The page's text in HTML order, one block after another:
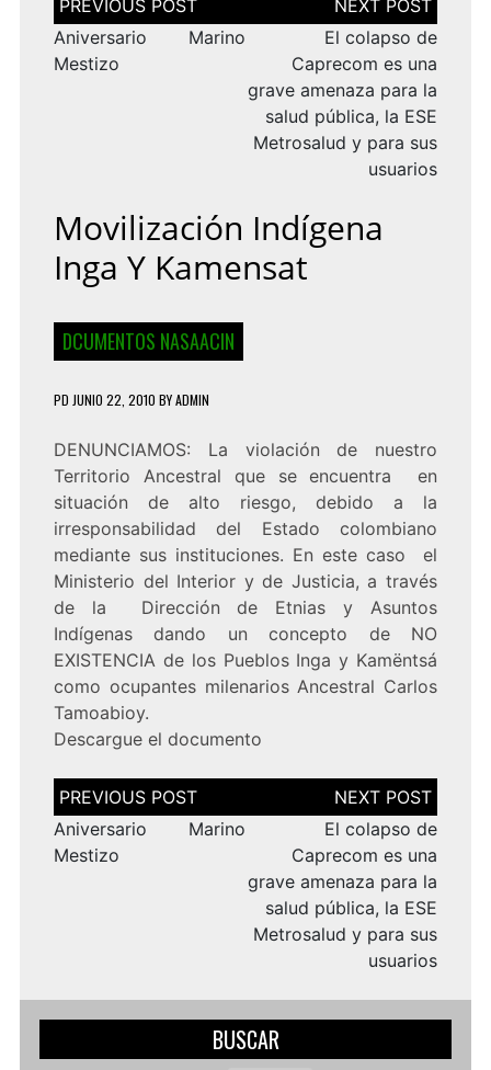
de
entradas
Aniversario Marino
Mestizo
El colapso de
Caprecom es una
grave amenaza para la
salud pública, la ESE
Metrosalud y para sus
usuarios
Movilización Indígena
Inga Y Kamensat
DCUMENTOS NASAACIN
PD JUNIO 22, 2010 BYADMIN
DENUNCIAMOS: La violación de nuestro
Territorio Ancestral que se encuentra en
situación de alto riesgo, debido a la
irresponsabilidad del Estado colombiano
mediante sus instituciones. En este caso el
Ministerio del Interior y de Justicia, a través
de la Dirección de Etnias y Asuntos
Indígenas dando un concepto de NO
EXISTENCIA de los Pueblos Inga y Kamëntsá
como ocupantes milenarios Ancestral Carlos
Tamoabioy.
Descargue el documento
Navegación
de
entradas
Aniversario Marino
Mestizo
El colapso de
Caprecom es una
grave amenaza para la
salud pública, la ESE
Metrosalud y para sus
usuarios
BUSCAR